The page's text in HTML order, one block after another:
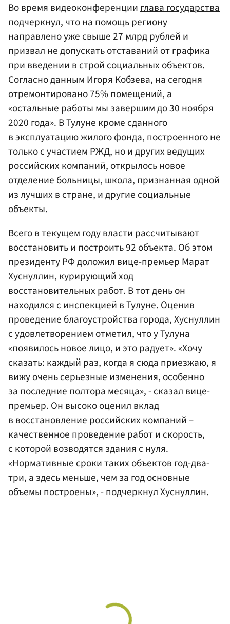
Во время видеоконференцииглава государства
подчеркнул, что на помощь региону
направлено уже свыше 27 млрд рублей и
призвал не допускать отставаний от графика
при введении в строй социальных объектов.
Согласно данным Игоря Кобзева, на сегодня
отремонтировано 75% помещений, а
«остальные работы мы завершим до 30 ноября
2020 года». В Тулуне кроме сданного
в эксплуатацию жилого фонда, построенного не
только с участием РЖД, но и других ведущих
российских компаний, открылось новое
отделение больницы, школа, признанная одной
из лучших в стране, и другие социальные
объекты.
Всего в текущем году власти рассчитывают
восстановить и построить 92 объекта. Об этом
президенту РФ доложил вице-премьерМарат
Хуснуллин, курирующий ход
восстановительных работ. В тот день он
находился с инспекцией в Тулуне. Оценив
проведение благоустройства города, Хуснуллин
с удовлетворением отметил, что у Тулуна
«появилось новое лицо, и это радует». «Хочу
сказать: каждый раз, когда я сюда приезжаю, я
вижу очень серьезные изменения, особенно
за последние полтора месяца», - сказал вице-
премьер. Он высоко оценил вклад
в восстановление российских компаний –
качественное проведение работ и скорость,
с которой возводятся здания с нуля.
«Нормативные сроки таких объектов год-два-
три, а здесь меньше, чем за год основные
объемы построены», - подчеркнул Хуснуллин.